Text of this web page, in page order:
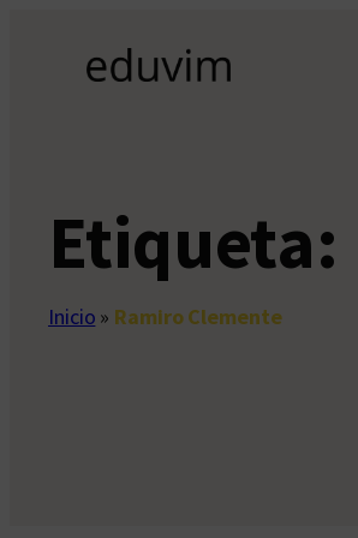
contenido
Etiqueta:
Inicio » Ramiro Clemente